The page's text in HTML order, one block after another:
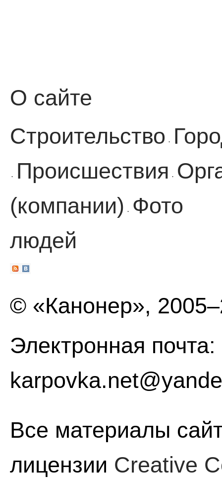
О сайте
Строительство ·
· Происшествия ·
(компании)
·
Фото
людей
© «Канонер»,
Электронная почта:
Все материалы
лицензии Creative